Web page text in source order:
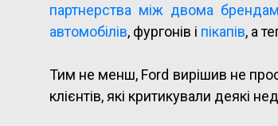
партнерства між двома
автомобілів, фургонів і пікапів, а
Тим не менш, Ford вирішив не
клієнтів, які критикували деякі